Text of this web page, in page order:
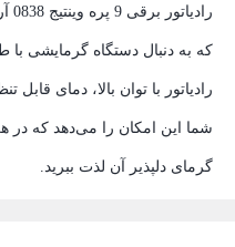
که به دنبال دستگاه گرمایشی با
رادیاتور با توان بالا، دمای
شما این امکان را می‌دهد که در
گرمای دلپذیر آن لذت ببرید.